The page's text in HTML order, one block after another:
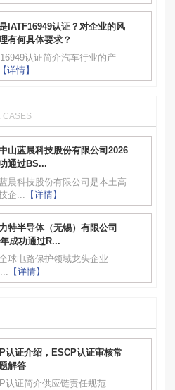
IATF16949认证？对企业的风
有何具体要求？
认证简介汽车行业的产
【详情】
CASES
山蓝晨科技股份有限公司2026
通过BS...
晨科技股份有限公司是本土高
企...
【详情】
特半导体（无锡）有限公司
成功通过R...
球电路保护领域龙头企业
【详情】
认证介绍，ESCP认证审核常
解答
认证简介供应链责任规范